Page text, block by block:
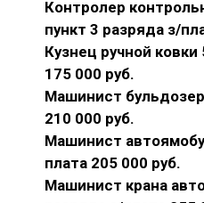
Контролер
пункт 3 разряда з/
Кузнец ручной
175 000 руб.
Машинист
210 000 руб.
Машинист
плата 205 000 руб.
Машинист крана